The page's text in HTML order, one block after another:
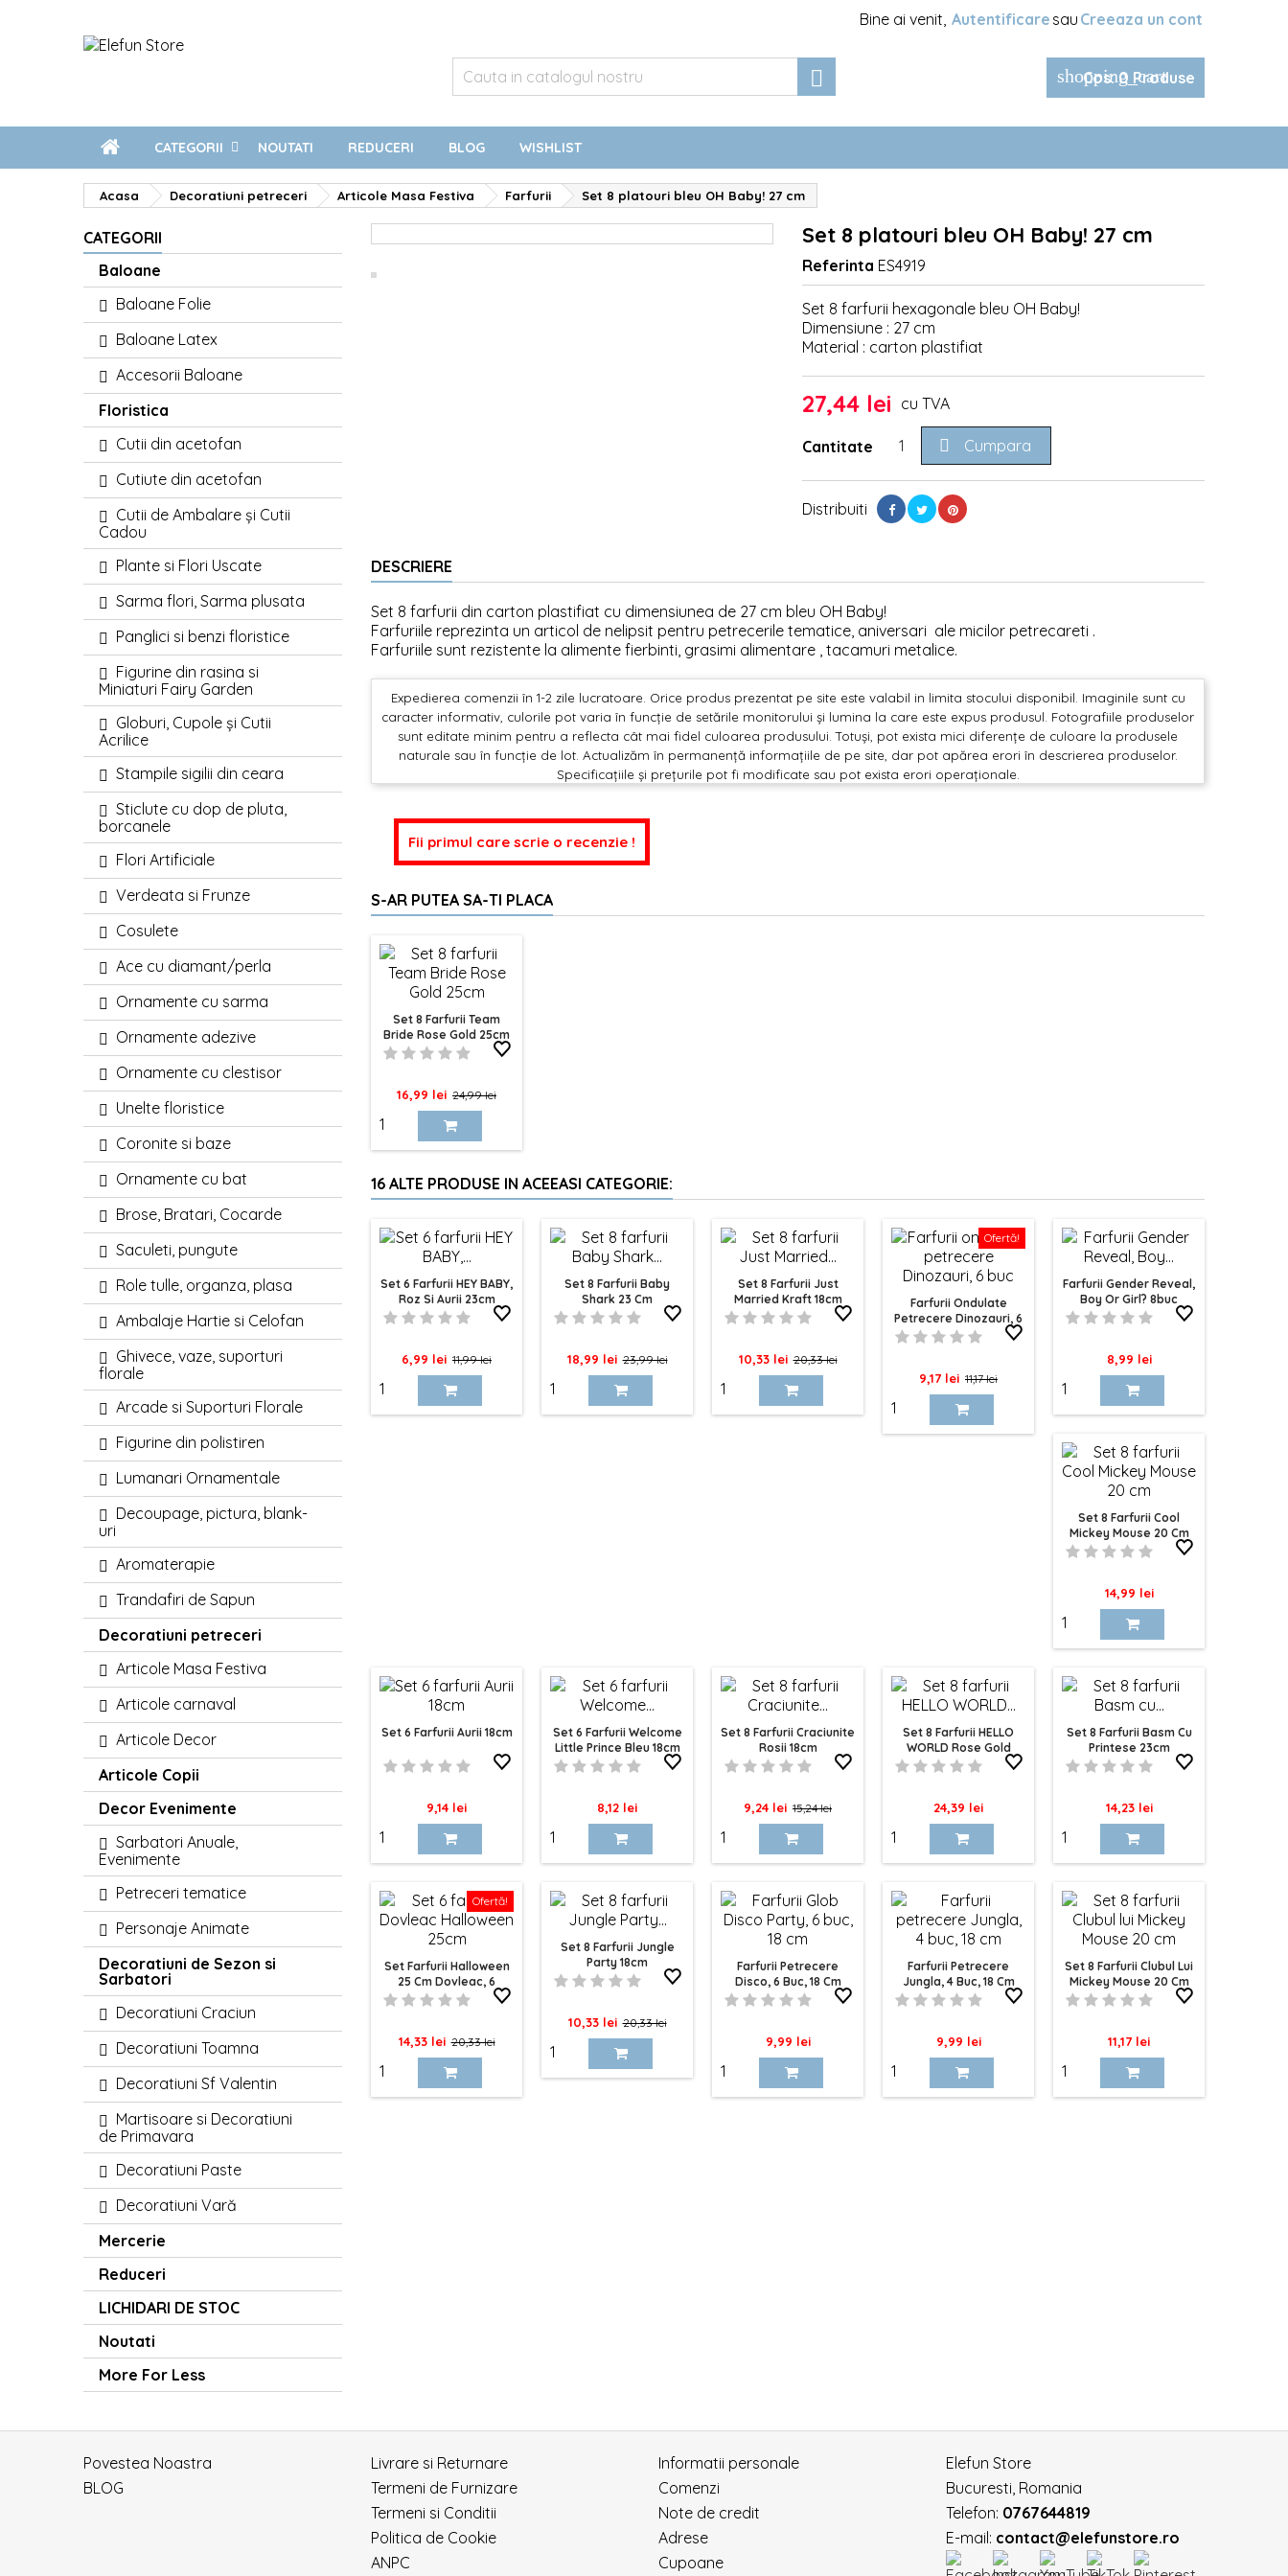
Bine ai venit, Autentificare sau Creeaza un cont
shopping_cart
Cos: 0 Produse

CATEGORII NOUTATI REDUCERI BLOG WISHLIST
Acasa Decoratiuni petreceri Articole Masa Festiva Farfurii Set 8 platouri bleu OH Baby! 27 cm
CATEGORII
Baloane
Baloane Folie
Baloane Latex
Accesorii Baloane
Floristica
Cutii din acetofan
Cutiute din acetofan
Cutii de Ambalare și Cutii
Cadou
Plante si Flori Uscate
Sarma flori, Sarma plusata
Panglici si benzi floristice
Figurine din rasina si
Miniaturi Fairy Garden
Globuri, Cupole și Cutii
Acrilice
Stampile sigilii din ceara
Sticlute cu dop de pluta,
borcanele
Flori Artificiale
Verdeata si Frunze
Cosulete
Ace cu diamant/perla
Ornamente cu sarma
Ornamente adezive
Ornamente cu clestisor
Unelte floristice
Coronite si baze
Ornamente cu bat
Brose, Bratari, Cocarde
Saculeti, pungute
Role tulle, organza, plasa
Ambalaje Hartie si Celofan
Ghivece, vaze, suporturi
florale
Arcade si Suporturi Florale
Figurine din polistiren
Lumanari Ornamentale
Decoupage, pictura, blank-
uri
Aromaterapie
Trandafiri de Sapun
Decoratiuni petreceri
Articole Masa Festiva
Articole carnaval
Articole Decor
Articole Copii
Decor Evenimente
Sarbatori Anuale,
Evenimente
Petreceri tematice
Personaje Animate
Decoratiuni de Sezon si
Sarbatori
Decoratiuni Craciun
Decoratiuni Toamna
Decoratiuni Sf Valentin
Martisoare si Decoratiuni
de Primavara
Decoratiuni Paste
Decoratiuni Vară
Mercerie
Reduceri
LICHIDARI DE STOC
Noutati
More For Less
Set 8 platouri bleu OH Baby! 27 cm
Referinta ES4919
Set 8 farfurii hexagonale bleu OH Baby!
Dimensiune : 27 cm
Material : carton plastifiat
27,44 lei cu TVA
Cantitate  Cumpara
Distribuiti
DESCRIERE
Set 8 farfurii din carton plastifiat cu dimensiunea de 27 cm bleu OH Baby!
Farfuriile reprezinta un articol de nelipsit pentru petrecerile tematice, aniversari ale micilor petrecareti .
Farfuriile sunt rezistente la alimente fierbinti, grasimi alimentare , tacamuri metalice.
Expedierea comenzii în 1-2 zile lucratoare. Orice produs prezentat pe site este valabil in limita stocului disponibil. Imaginile sunt cu
caracter informativ, culorile pot varia în funcție de setările monitorului și lumina la care este expus produsul. Fotografiile produselor
sunt editate minim pentru a reflecta cât mai fidel culoarea produsului. Totuși, pot exista mici diferențe de culoare la produsele
naturale sau în funcție de lot. Actualizăm în permanență informațiile de pe site, dar pot apărea erori în descrierea produselor.
Specificațiile și prețurile pot fi modificate sau pot exista erori operaționale.
Fii primul care scrie o recenzie !
S-AR PUTEA SA-TI PLACA
Set 8 Farfurii Team
Bride Rose Gold 25cm
Pret
16,99 lei Pret
de
baza
24,99 lei
16 ALTE PRODUSE IN ACEEASI CATEGORIE:
Set 6 Farfurii HEY BABY,
Roz Si Aurii 23cm
Pret
6,99 lei Pret
de
baza
11,99 lei
Set 8 Farfurii Baby
Shark 23 Cm
Pret
18,99 lei Pret
de
baza
23,99 lei
Set 8 Farfurii Just
Married Kraft 18cm
Pret
10,33 lei Pret
de
baza
20,33 lei
Ofertă!
Farfurii Ondulate
Petrecere Dinozauri, 6
Buc
Pret
9,17 lei Pret
de
baza
11,17 lei
Farfurii Gender Reveal,
Boy Or Girl? 8buc
Pret
8,99 lei
Set 8 Farfurii Cool
Mickey Mouse 20 Cm
Pret
14,99 lei
Set 6 Farfurii Aurii 18cm
Pret
9,14 lei
Set 6 Farfurii Welcome
Little Prince Bleu 18cm
Pret
8,12 lei
Set 8 Farfurii Craciunite
Rosii 18cm
Pret
9,24 lei Pret
de
baza
15,24 lei
Set 8 Farfurii HELLO
WORLD Rose Gold
23cm
Pret
24,39 lei
Set 8 Farfurii Basm Cu
Printese 23cm
Pret
14,23 lei
Ofertă!
Set Farfurii Halloween
25 Cm Dovleac, 6
Bucăți Pentru Petreceri
Pret
14,33 lei Pret
de
baza
20,33 lei
Set 8 Farfurii Jungle
Party 18cm
Pret
10,33 lei Pret
de
baza
20,33 lei
Farfurii Petrecere
Disco, 6 Buc, 18 Cm
Pret
9,99 lei
Farfurii Petrecere
Jungla, 4 Buc, 18 Cm
Pret
9,99 lei
Set 8 Farfurii Clubul Lui
Mickey Mouse 20 Cm
Pret
11,17 lei
Povestea Noastra
BLOG
Livrare si Returnare
Termeni de Furnizare
Termeni si Conditii
Politica de Cookie
ANPC
Informatii personale
Comenzi
Note de credit
Adrese
Cupoane
Elefun Store
Bucuresti, Romania
Telefon: 0767644819
E-mail: contact@elefunstore.ro